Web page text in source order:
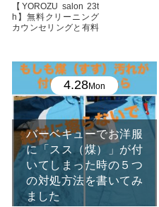
【YOROZU salon 23t
h】無料クリーニング
カウンセリングと有料
4.28Mon
バーベキューでお洋服
に「スス（煤）」が付
いてしまった時の５つ
の対処方法を書いてみ
ました